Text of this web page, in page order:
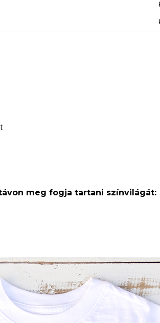
meg fogja tartani színvilágát: